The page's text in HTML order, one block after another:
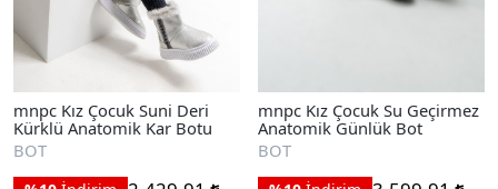
mnpc Kız Çocuk Suni Deri
Kürklü Anatomik Kar Botu
BOT
mnpc Kız Çocuk Su Geçirmez
Anatomik Günlük Bot
BOT